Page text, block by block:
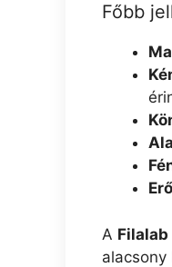
Főbb
A Filalab